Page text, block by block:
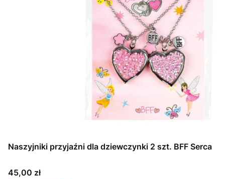
Naszyjniki przyjaźni dla dziewczynki 2 szt. BFF Serca
Cena
45,00 zł